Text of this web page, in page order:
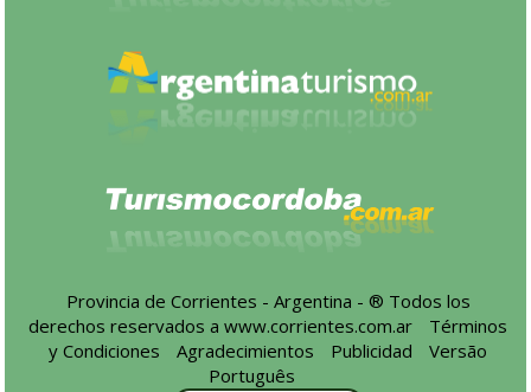
Provincia de Corrientes - Argentina - ® Todos los
derechos reservados a www.corrientes.com.ar
Términos
y Condiciones -Agradecimientos Publicidad -Versão
Português